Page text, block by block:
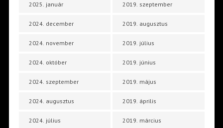
2025. január
2024. december
2024. november
2024. október
2024. szeptember
2024. augusztus
2024. július
2019. szeptember
2019. augusztus
2019. július
2019. június
2019. május
2019. április
2019. március